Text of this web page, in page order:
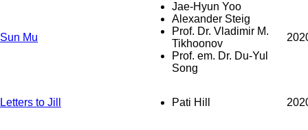
Sun Mu
Jae-Hyun Yoo
Alexander Steig
Prof. Dr. Vladimir M.
Tikhoonov
Prof. em. Dr. Du-Yul
Song
Letters to Jill Pati Hill